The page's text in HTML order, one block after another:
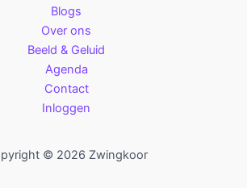
Blogs
Over ons
Beeld & Geluid
Agenda
Contact
Inloggen
© 2026 Zwingkoor